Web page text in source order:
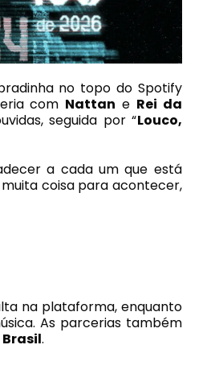
no topo do Spotify
com Nattan e Rei da
seguida por “Louco,
a cada um que está
coisa para acontecer,
na plataforma, enquanto
As parcerias também
.